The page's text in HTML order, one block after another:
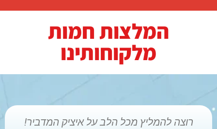
המלצות חמות
מלקוחותינו
רוצה להמליץ מכל הלב על איציק המדביר!